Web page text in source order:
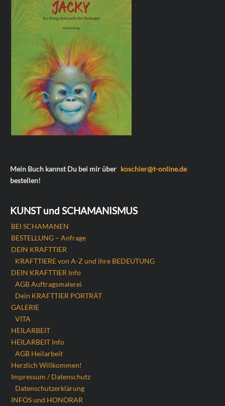
Mein Buch kannst Du bei mir über koschier@t-online.de
bestellen!
KUNST und SCHAMANISMUS
BEI SCHAMANEN
BESTELLUNG – Anfrage
DEIN KRAFTTIER
KRAFTTIERE von A-Z und ihre BEDEUTUNG
DEIN KRAFTTIER Info
AGB Auftragsmalerei
Dein KRAFTTIER PORTRÄT
GALERIE
VITA
HEILARBEIT
HEILARBEIT Info
AGB Heilarbeit
Herzlich Willkommen!
Impressum / Datenschutz
Datenschutzerklärung
INFOS und HONORAR